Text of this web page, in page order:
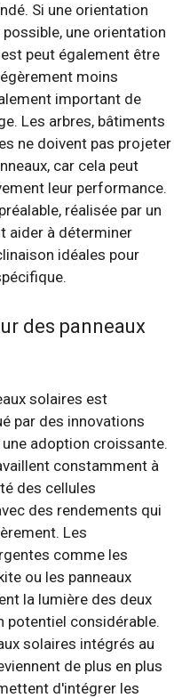
Si une orientation
une orientation
peut également être
moins
important de
Les arbres, bâtiments
ne doivent pas projeter
car cela peut
leur performance.
réalisée par un
aider à déterminer
idéales pour
des panneaux
solaires est
par des innovations
adoption croissante.
constamment à
des cellules
des rendements qui
Les
comme les
ou les panneaux
la lumière des deux
potentiel considérable.
solaires intégrés au
de plus en plus
d'intégrer les